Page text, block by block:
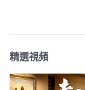
精選視頻